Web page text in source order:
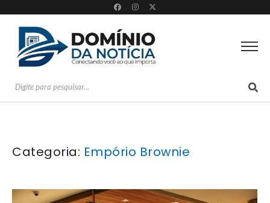
Categoria: Empório Brownie